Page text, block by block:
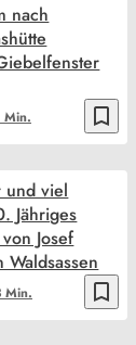
bookmark_border
Min.
nach
bookmark_border
Min.
und viel
Jähriges
Josef